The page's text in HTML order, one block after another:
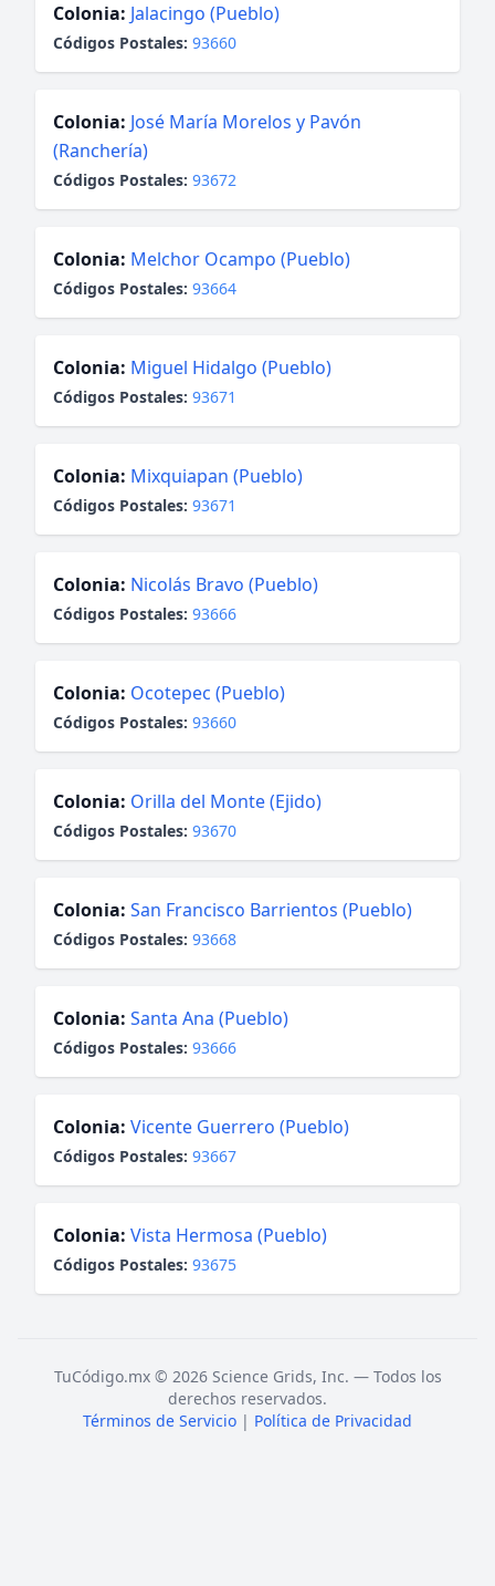
Colonia: Jalacingo (Pueblo)
Códigos Postales: 93660
Colonia: José María Morelos y Pavón
(Ranchería)
Códigos Postales: 93672
Colonia: Melchor Ocampo (Pueblo)
Códigos Postales: 93664
Colonia: Miguel Hidalgo (Pueblo)
Códigos Postales: 93671
Colonia: Mixquiapan (Pueblo)
Códigos Postales: 93671
Colonia: Nicolás Bravo (Pueblo)
Códigos Postales: 93666
Colonia: Ocotepec (Pueblo)
Códigos Postales: 93660
Colonia: Orilla del Monte (Ejido)
Códigos Postales: 93670
Colonia: San Francisco Barrientos (Pueblo)
Códigos Postales: 93668
Colonia: Santa Ana (Pueblo)
Códigos Postales: 93666
Colonia: Vicente Guerrero (Pueblo)
Códigos Postales: 93667
Colonia: Vista Hermosa (Pueblo)
Códigos Postales: 93675
TuCódigo.mx © 2026 Science Grids, Inc. — Todos los
derechos reservados.
Términos de Servicio | Política de Privacidad